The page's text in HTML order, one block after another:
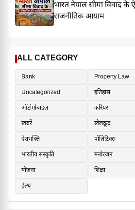
भारत नेपाल सीमा विवाद के
राजनीतिक आयाम
ALL CATEGORY
Bank
Property Law
Uncategorized
इतिहास
ऑटोमोबाइल
करियर
खबरें
खेलकूद
देशभक्ति
पॉलिटिक्स
भारतीय संस्कृति
मनोरंजन
योजना
शिक्षा
हेल्थ